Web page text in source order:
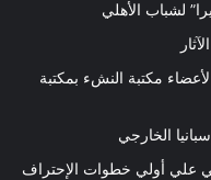
لشباب الأهلي
مكتبة النشء بمكتبة
الخارجي